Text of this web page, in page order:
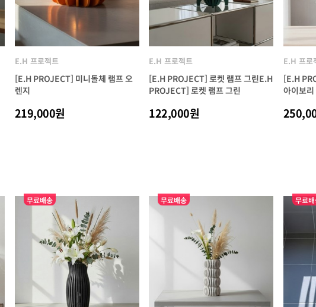
E.H 프로젝트
[E.H PROJECT] 미니돌체 램프 오
렌지
219,000원
E.H 프로젝트
[E.H PROJECT] 로켓 램프 그린E.H
PROJECT] 로켓 램프 그린
122,000원
E.H 프로
[E.H
아이보리
무료배송 무료배송 무료